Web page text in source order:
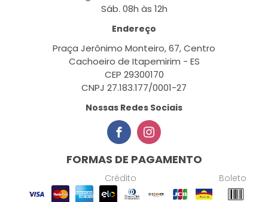
Sáb. 08h às 12h
Endereço
Praça Jerônimo Monteiro, 67, Centro
Cachoeiro de Itapemirim - ES
CEP 29300170
CNPJ 27.183.177/0001-27
Nossas Redes Sociais
FORMAS DE PAGAMENTO
Crédito Boleto